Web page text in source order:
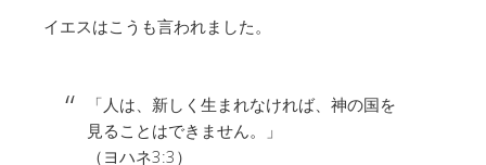
イエスはこうも言われました。
「人は、新しく生まれなければ、神の国を
見ることはできません。」
（ヨハネ3:3）